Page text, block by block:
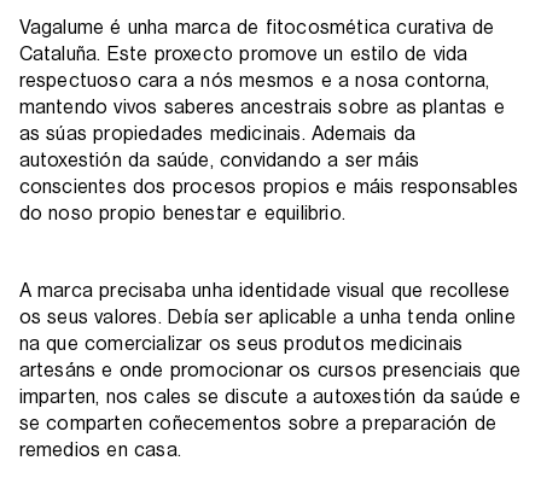
Vagalume é unha marca de fitocosmética curativa de
Cataluña. Este proxecto promove un estilo de vida
respectuoso cara a nós mesmos e a nosa contorna,
mantendo vivos saberes ancestrais sobre as plantas e
as súas propiedades medicinais. Ademais da
autoxestión da saúde, convidando a ser máis
conscientes dos procesos propios e máis responsables
do noso propio benestar e equilibrio.
A marca precisaba unha identidade visual que recollese
os seus valores. Debía ser aplicable a unha tenda online
na que comercializar os seus produtos medicinais
artesáns e onde promocionar os cursos presenciais que
imparten, nos cales se discute a autoxestión da saúde e
se comparten coñecementos sobre a preparación de
remedios en casa.